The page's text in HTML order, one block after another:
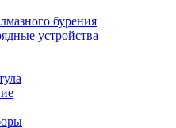
бурения
устройства